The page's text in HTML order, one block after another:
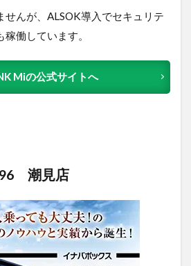
せんが、ALSOK導入でセキュリテ
働しています。
Miの公式サイトへ
潮見店